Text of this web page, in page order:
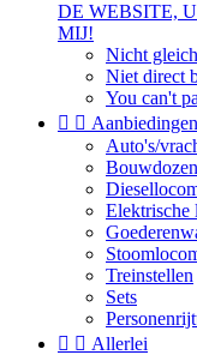
DE WEBSITE,
MIJ!
Nicht
Niet direct
You can't
  Aanbiedingen
Auto's/
Bouwdozen
Elektrische
Treinstellen
Sets
  Allerlei